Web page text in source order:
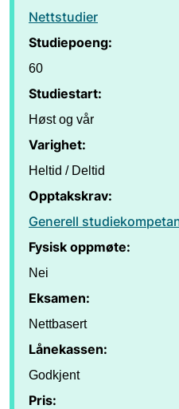
Nettstudier
Studiepoeng:
60
Studiestart:
Høst og vår
Varighet:
Heltid / Deltid
Opptakskrav:
Generell
Fysisk oppmøte:
Nei
Eksamen:
Nettbasert
Lånekassen:
Godkjent
Pris: